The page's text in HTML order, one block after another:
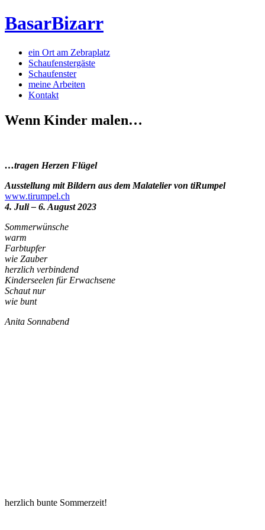
BasarBizarr
ein Ort am Zebraplatz
Schaufenster­gäste
Schaufenster
meine Arbeiten
Kontakt
Wenn Kinder malen…
…tragen Herzen Flügel
Ausstellung mit Bildern aus dem Malatelier von tiRumpel
www.tirumpel.ch
4. Juli – 6. August 2023
Sommerwünsche
warm
Farbtupfer
wie Zauber
herzlich verbindend
Kinderseelen für Erwachsene
Schaut nur
wie bunt
Anita Sonnabend
herzlich bunte Sommerzeit!